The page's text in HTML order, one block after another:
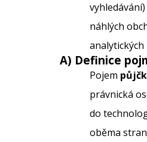
náhlých
A) Definice
Pojem
právnická
do
oběma